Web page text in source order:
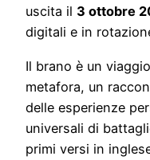
uscita il 3 ottobre
digitali e in
Il brano è un
metafora, un
delle esperienze
universali di
primi versi in